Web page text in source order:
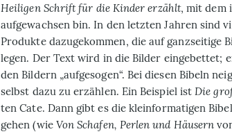
Heiligen Schrift für die Kinder erzählt, mit dem
aufgewachsen bin. In den letzten Jahren sind
Produkte dazugekommen, die auf ganzseitige
legen. Der Text wird in die Bilder eingebettet;
den Bildern „aufgesogen“. Bei diesen Bibeln
selbst dazu zu erzählen. Ein Beispiel istDie
ten Cate. Dann gibt es die kleinformatigen
gehen (wie Von Schafen, Perlen und Häusern